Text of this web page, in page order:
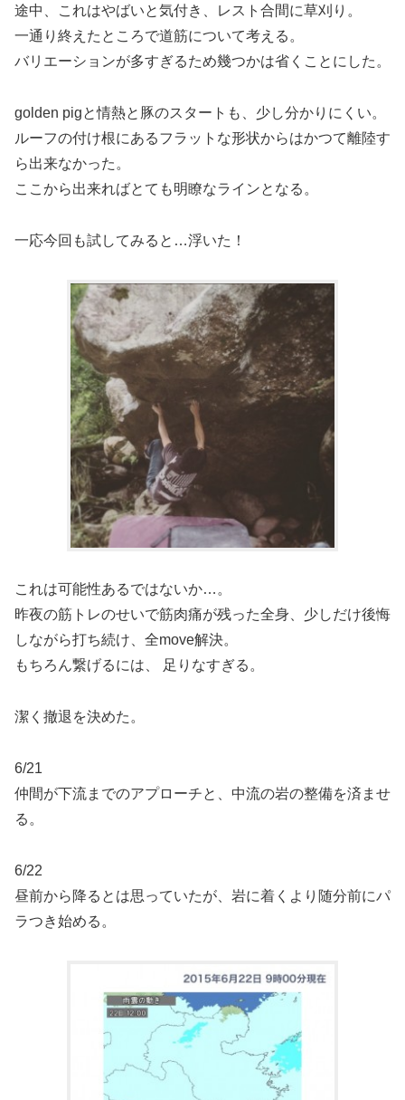
途中、これはやばいと気付き、レスト合間に草刈り。
一通り終えたところで道筋について考える。
バリエーションが多すぎるため幾つかは省くことにした。
golden pigと情熱と豚のスタートも、少し分かりにくい。
ルーフの付け根にあるフラットな形状からはかつて離陸す
ら出来なかった。
ここから出来ればとても明瞭なラインとなる。
一応今回も試してみると…浮いた！
これは可能性あるではないか…。
昨夜の筋トレのせいで筋肉痛が残った全身、少しだけ後悔
しながら打ち続け、全move解決。
もちろん繋げるには、 足りなすぎる。
潔く撤退を決めた。
6/21
仲間が下流までのアプローチと、中流の岩の整備を済ませ
る。
6/22
昼前から降るとは思っていたが、岩に着くより随分前にパ
ラつき始める。